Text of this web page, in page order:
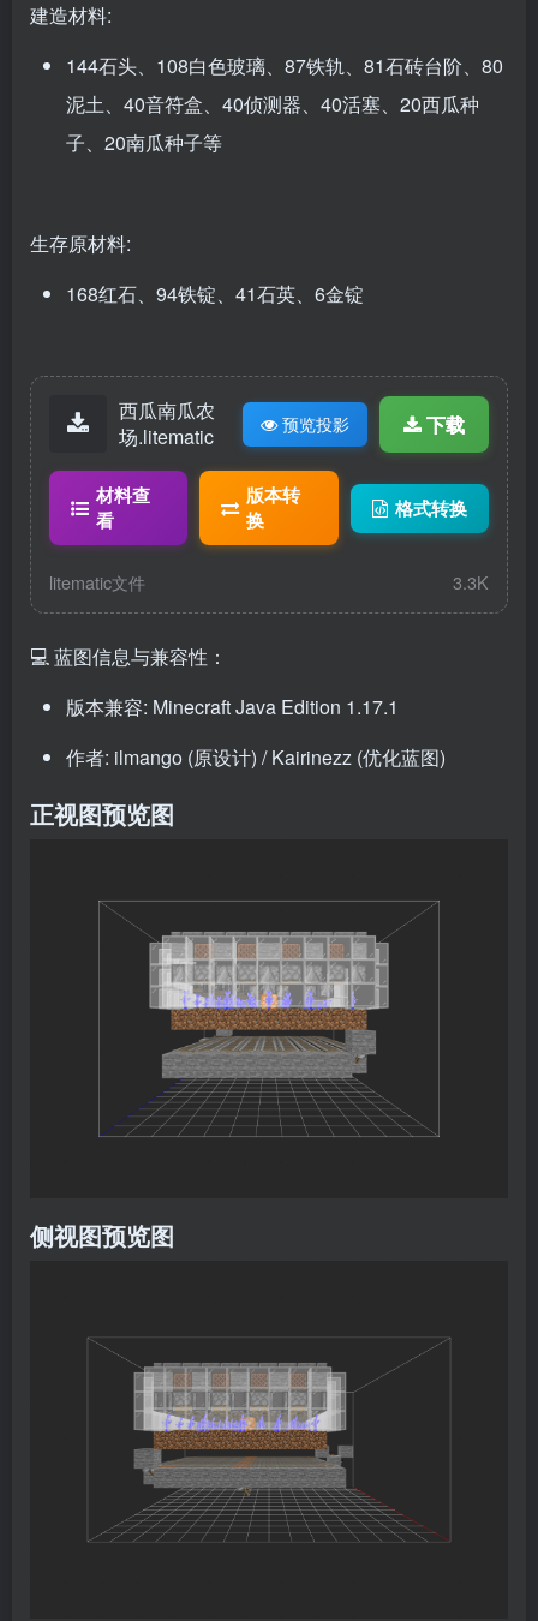
建造材料:
144石头、108白色玻璃、87铁轨、81石砖台阶、80
泥土、40音符盒、40侦测器、40活塞、20西瓜种
子、20南瓜种子等
生存原材料:
168红石、94铁锭、41石英、6金锭
西瓜南瓜农
场.litematic
预览投影 下载
材料查
看
版本转
换
格式转换
litematic文件 3.3K
💻 蓝图信息与兼容性：
版本兼容: Minecraft Java Edition 1.17.1
作者: ilmango (原设计) / Kairinezz (优化蓝图)
正视图预览图
侧视图预览图